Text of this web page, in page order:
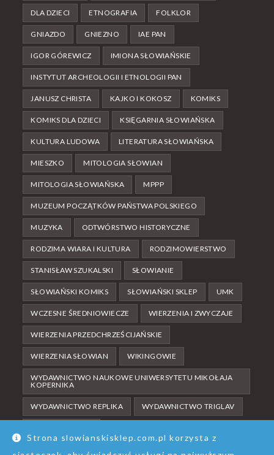
Strona slowianskisklep.com.pl korzysta z
DLA DZIECI ETNOGRAFIA FOLKLOR
GNIAZDO GNIEZNO IAE PAN
IGOR GÓREWICZ IMIONA SŁOWIAŃSKIE
INSTYTUT ARCHEOLOGII I ETNOLOGII PAN
JANUSZ CHRISTA KAJKO I KOKOSZ KOMIKS
KOMIKS DLA DZIECI KSIĘGARNIA SŁOWIAŃSKA
KULTURA LUDOWA LITERATURA SŁOWIAŃSKA
MIESZKO MITOLOGIA SŁOWIAN
MITOLOGIA SŁOWIAŃSKA MPPP
MUZEUM POCZĄTKÓW PAŃSTWA POLSKIEGO
MUZYKA ODTWÓRSTWO HISTORYCZNE
RODZIMA WIARA I KULTURA RODZIMOWIERSTWO
STANISŁAW SZUKALSKI SŁOWIANIE
SŁOWIAŃSKI KOMIKS SŁOWIAŃSKI SKLEP UMK
WCZESNE ŚREDNIOWIECZE WIERZENIA I ZWYCZAJE
WIERZENIA PRZEDCHRZEŚCIJAŃSKIE
WIERZENIA SŁOWIAN WIKINGOWIE
WYDAWNICTWO NAUKOWE UNIWERSYTETU MIKOŁAJA
KOPERNIKA
WYDAWNICTWO REPLIKA WYDAWNICTWO TRIGLAV